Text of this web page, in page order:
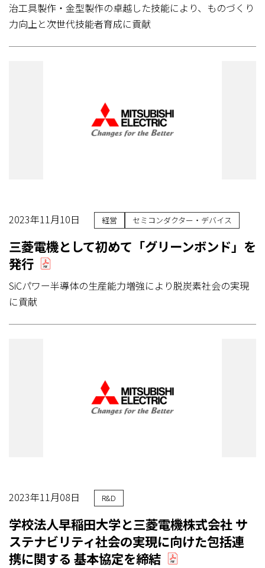
治工具製作・金型製作の卓越した技能により、ものづくり
力向上と次世代技能者育成に貢献
2023年11月10日 経営 セミコンダクター・デバイス
三菱電機として初めて「グリーンボンド」を
発行
SiCパワー半導体の生産能力増強により脱炭素社会の実現
に貢献
2023年11月08日 R&D
学校法人早稲田大学と三菱電機株式会社 サ
ステナビリティ社会の実現に向けた包括連
携に関する 基本協定を締結